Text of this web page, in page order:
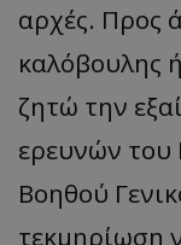
αρχές. Προς
καλόβουλης
ζητώ την
ερευνών του
Βοηθού
τεκμηρίωση